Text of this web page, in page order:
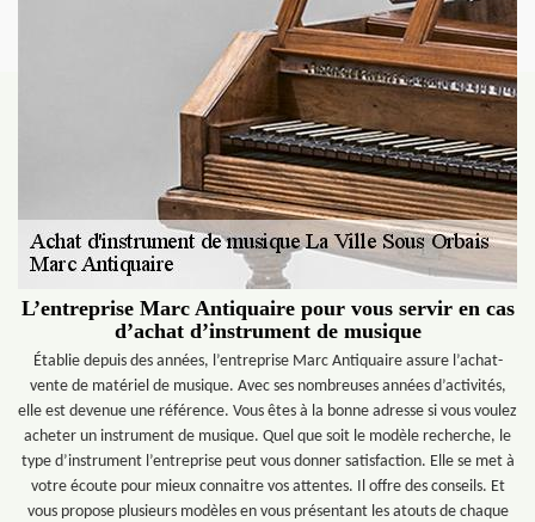
L’entreprise Marc Antiquaire pour vous servir en cas
d’achat d’instrument de musique
Établie depuis des années, l’entreprise Marc Antiquaire assure l’achat-
vente de matériel de musique. Avec ses nombreuses années d’activités,
elle est devenue une référence. Vous êtes à la bonne adresse si vous voulez
acheter un instrument de musique. Quel que soit le modèle recherche, le
type d’instrument l’entreprise peut vous donner satisfaction. Elle se met à
votre écoute pour mieux connaitre vos attentes. Il offre des conseils. Et
vous propose plusieurs modèles en vous présentant les atouts de chaque